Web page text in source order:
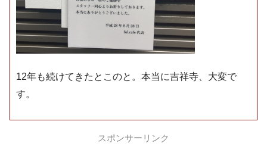
12年も続けてきたとこのと。本当に吉祥寺、大変で
す。
スポンサーリンク